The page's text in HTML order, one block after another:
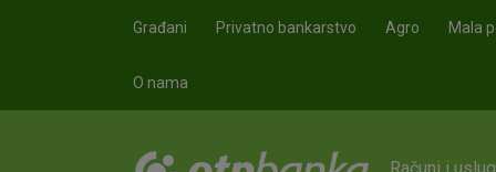
Građani Privatno bankarstvo Agro Mala
O nama